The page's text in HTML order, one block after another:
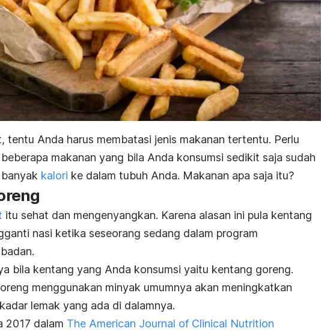
tentu Anda harus membatasi jenis makanan tertentu. Perlu
makanan yang bila Anda konsumsi sedikit saja sudah
kalori ke dalam tubuh Anda. Makanan apa saja itu?
itu sehat dan mengenyangkan. Karena alasan ini pula kentang
nasi ketika seseorang sedang dalam program
bila kentang yang Anda konsumsi yaitu kentang goreng.
menggunakan minyak umumnya akan meningkatkan
lemak yang ada di dalamnya.
2017 dalam The American Journal of Clinical Nutrition